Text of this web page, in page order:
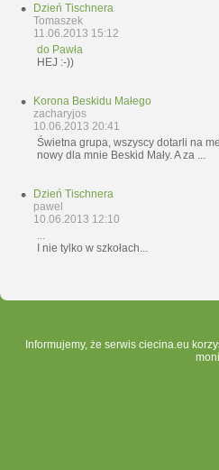
Dzień Tischnera
Tomaszek
11.06.2013 15:12
do Pawła
HEJ :-))
Korona Beskidu Małego
zacharyjos
10.06.2013 20:41
Świetna grupa, wszyscy dotarli na
nowy dla mnie Beskid Mały. A za ...
Dzień Tischnera
pawel
10.06.2013 12:10
I nie tylko w szkołach...
Informujemy, że serwis ciecina.eu